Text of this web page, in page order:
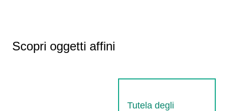
Scopri oggetti affini
Tutela degli